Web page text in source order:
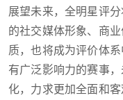
展望未来，全明星评
的社交媒体形象、商
质，也将成为评价体
有广泛影响力的赛事
化，力求更加全面和